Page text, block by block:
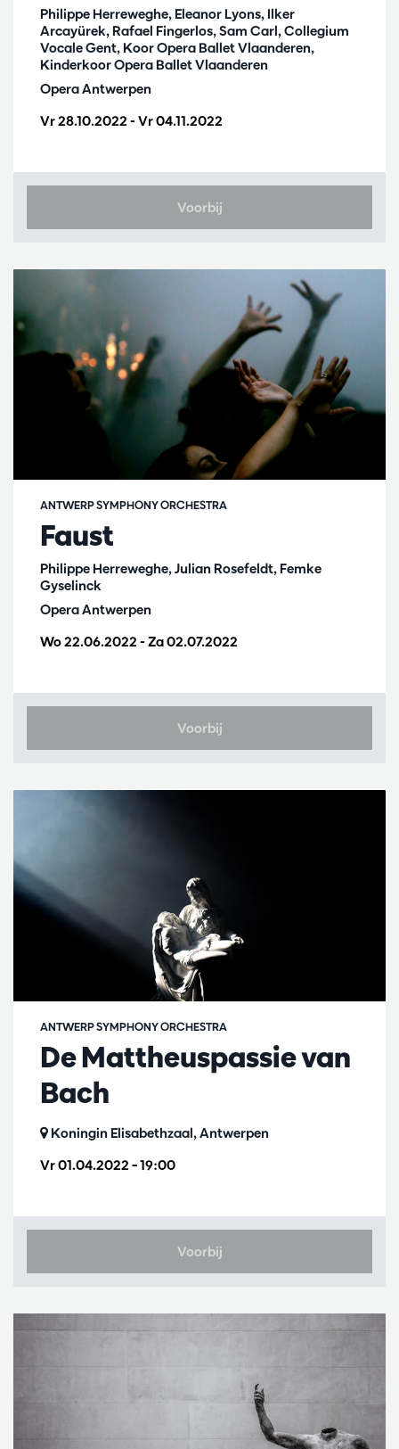
Philippe Herreweghe, Eleanor Lyons, Ilker
Arcayürek, Rafael Fingerlos, Sam Carl, Collegium
Vocale Gent, Koor Opera Ballet Vlaanderen,
Kinderkoor Opera Ballet Vlaanderen
Vr 28.10.2022 - Vr 04.11.2022
Opera Antwerpen
Voorbij
Faust
Philippe Herreweghe, Julian Rosefeldt, Femke
Gyselinck
ANTWERP SYMPHONY ORCHESTRA
Wo 22.06.2022 - Za 02.07.2022
Opera Antwerpen
Voorbij
De Mattheuspassie van
Bach
ANTWERP SYMPHONY ORCHESTRA
Vr 01.04.2022 – 19:00
Koningin Elisabethzaal, Antwerpen
Voorbij